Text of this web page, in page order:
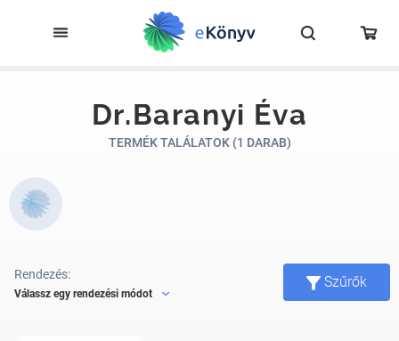
Dr.Baranyi Éva
TERMÉK TALÁLATOK (1 DARAB)
Rendezés:
Válassz egy rendezési módot
Szűrők